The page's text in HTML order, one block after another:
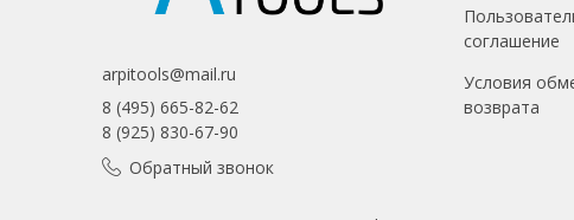
arpitools@mail.ru
8 (495) 665-82-62
8 (925) 830-67-90
Обратный звонок
соглашение
Условия
возврата